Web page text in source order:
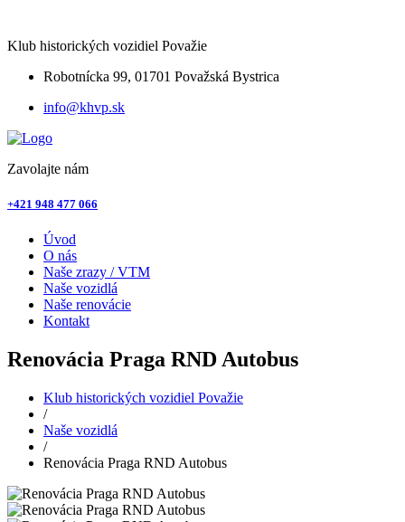
Klub historických vozidiel Považie
Robotnícka 99, 01701 Považská Bystrica
info@khvp.sk
Zavolajte nám
+421 948 477 066
Úvod
O nás
Naše zrazy / VTM
Naše vozidlá
Naše renovácie
Kontakt
Renovácia Praga RND Autobus
Klub historických vozidiel Považie
/
Naše vozidlá
/
Renovácia Praga RND Autobus